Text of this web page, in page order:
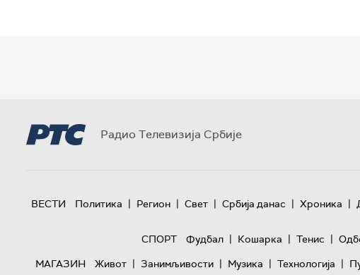
Радио Телевизија Србије
ВЕСТИ Политика | Регион | Свет | Србија данас | Хроника |
СПОРТ
Фудбал | Кошарка | Тенис |
МАГАЗИН
Живот | Занимљивости | Музика | Технологијa |